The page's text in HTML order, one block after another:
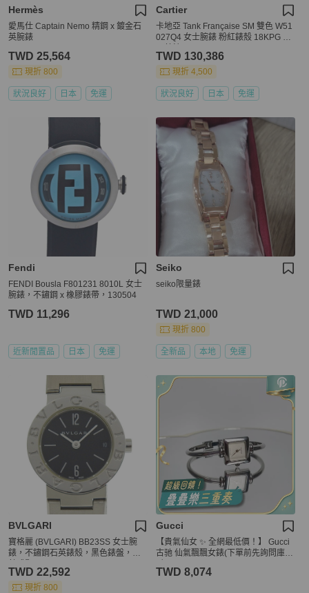
Hermès
愛馬仕 Captain Nemo 精鋼 x 鍍金石
英腕錶
TWD 25,564
現折 800
狀況良好 日本 免運
Cartier
卡地亞 Tank Française SM 雙色 W51
027Q4 女士腕錶 粉紅錶殼 18KPG 金
TWD 130,386
現折 4,500
狀況良好 日本 免運
Fendi
FENDI Bousla F801231 8010L 女士
腕錶，不鏽鋼 x 橡膠錶帶，130504
TWD 11,296
近新閒置品 日本 免運
Seiko
seiko限量錶
TWD 21,000
現折 800
全新品 本地 免運
BVLGARI
寶格麗 (BVLGARI) BB23SS 女士腕
錶，不鏽鋼石英錶殼，黑色錶盤，指
TWD 22,592
現折 800
Gucci
【貴氣仙女 ✨ 全網最低價！】 Gucci
古驰 仙氣飄飄女錶(下單前先詢問庫存
TWD 8,074